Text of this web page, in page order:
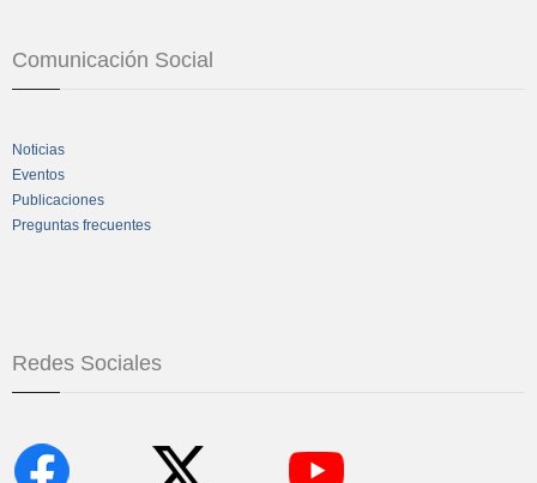
Comunicación Social
Noticias
Eventos
Publicaciones
Preguntas frecuentes
Redes Sociales